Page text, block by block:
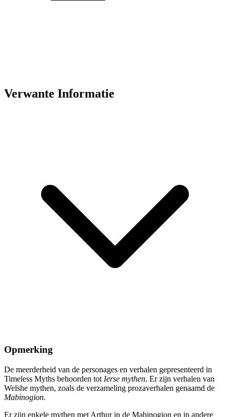
Verwante Informatie
Opmerking
De meerderheid van de personages en verhalen gepresenteerd in
Timeless Myths behoorden tot Ierse mythen. Er zijn verhalen van
Welshe mythen, zoals de verzameling prozaverhalen genaamd de
Mabinogion.
Er zijn enkele mythen met Arthur in de Mabinogion en in andere